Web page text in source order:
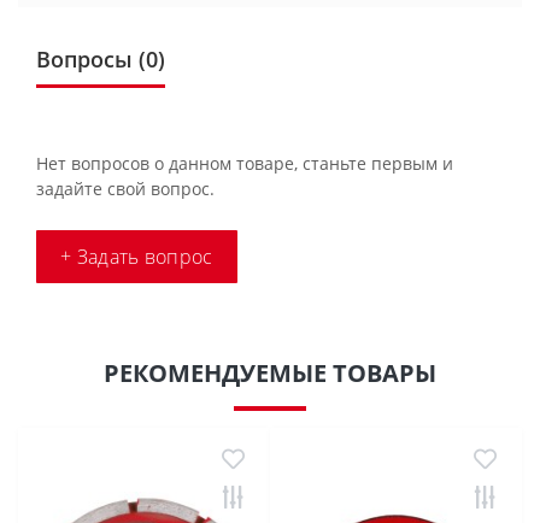
Вопросы (0)
Нет вопросов о данном товаре, станьте первым и
задайте свой вопрос.
+ Задать вопрос
РЕКОМЕНДУЕМЫЕ ТОВАРЫ